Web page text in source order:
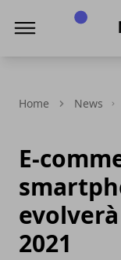
Home News
E-
2021